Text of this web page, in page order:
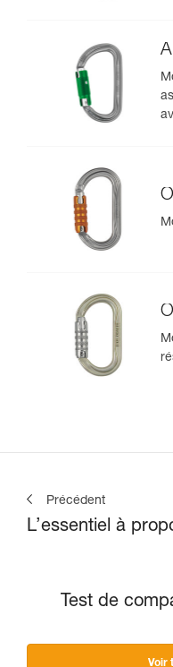
Précédent
L’essentiel à
Test de
Voir